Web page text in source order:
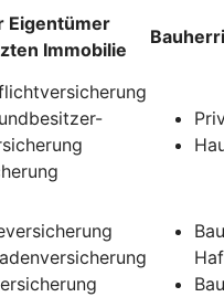
Eigentümer
Immobilie